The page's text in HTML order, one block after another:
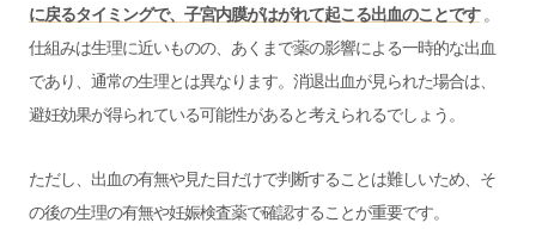
に戻るタイミングで、子宮内膜がはがれて起こる出血のことです。
仕組みは生理に近いものの、あくまで薬の影響による一時的な出血
であり、通常の生理とは異なります。消退出血が見られた場合は、
避妊効果が得られている可能性があると考えられるでしょう。
ただし、出血の有無や見た目だけで判断することは難しいため、そ
の後の生理の有無や妊娠検査薬で確認することが重要です。